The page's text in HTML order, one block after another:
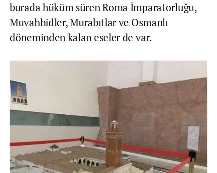
burada hüküm süren Roma İmparatorluğu,
Muvahhidler, Murabıtlar ve Osmanlı
döneminden kalan eseler de var.